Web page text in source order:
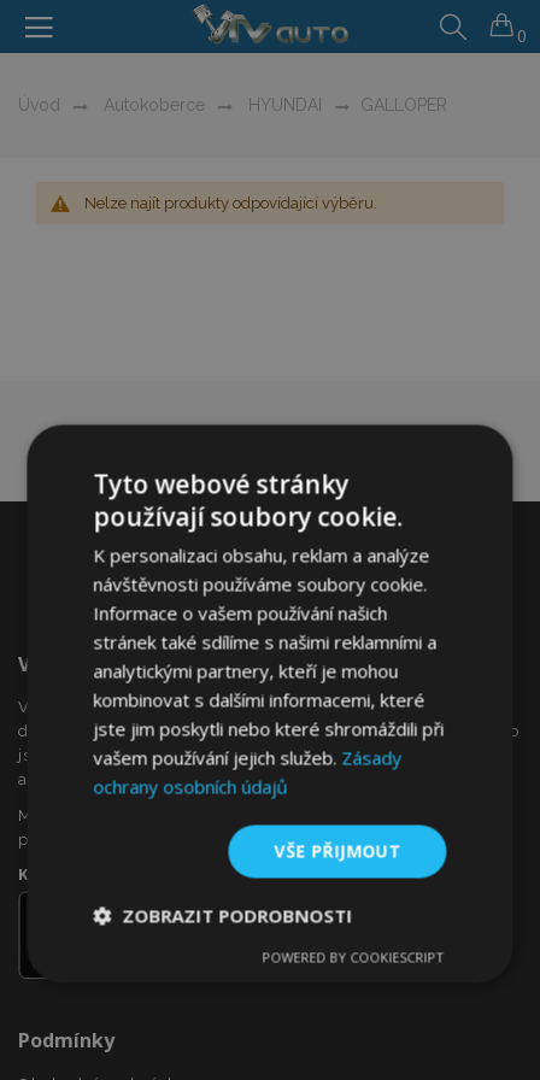
0
Úvod Autokoberce HYUNDAI GALLOPER
Nelze najít produkty odpovídající výběru.
Vítejte Na VTVauto.cz
VTVauto je maloobchodním prodejcem a velkoobchodním
dodavatelem autopříslušenství a autodoplňků v Evropě, jako
jsou např .: ozdobné kryty kol (poklice), okenní deflektory,
autopotahy, autorohože, chromové kryty a rámy, ...
Máte zájem o dropshipping, nebo se chcete stát naším
partnerem?
Kontaktujte nás ještě dnes!
Podmínky
Tyto webové stránky
používají soubory cookie.
K personalizaci obsahu, reklam a analýze
návštěvnosti používáme soubory cookie.
Informace o vašem používání našich
stránek také sdílíme s našimi reklamními a
analytickými partnery, kteří je mohou
kombinovat s dalšími informacemi, které
jste jim poskytli nebo které shromáždili při
vašem používání jejich služeb. Zásady
ochrany osobních údajů
VŠE PŘIJMOUT
ZOBRAZIT PODROBNOSTI
Výkonové
Soubory
POWERED BY COOKIESCRIPT